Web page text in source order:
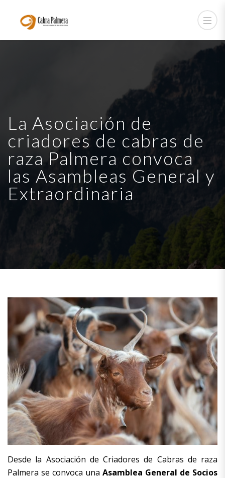
La Asociación de
criadores de cabras de
raza Palmera convoca
las Asambleas General y
Extraordinaria
Desde la Asociación de Criadores de Cabras de raza
Palmera se convoca una Asamblea General de Socios